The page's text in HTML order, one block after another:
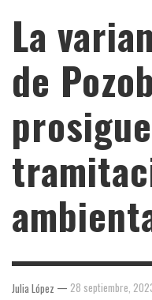
La
de
Julia López — 28 septiembre,